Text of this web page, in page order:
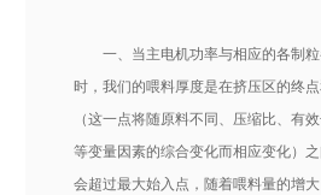
一、当主电机功率与相应的各制
时，我们的喂料厚度是在挤压区的终
（这一点将随原料不同、压缩比、有
等变量因素的综合变化而相应变化）
会超过最大始入点，随着喂料量的增